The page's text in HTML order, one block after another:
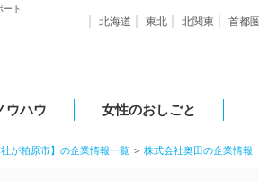
ート
北海道 東北 北関東 首都
ウハウ 女性のおしごと
社が柏原市】の企業情報一覧 株式会社奥田の企業情報